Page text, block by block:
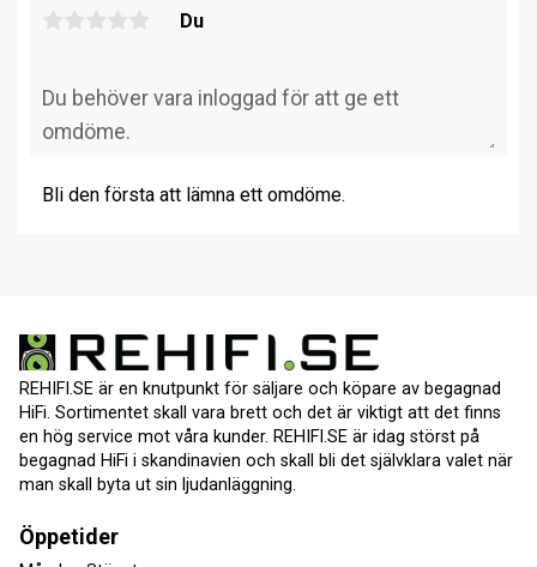
Du
Bli den första att lämna ett omdöme.
REHIFI.SE är en knutpunkt för säljare och köpare av begagnad
HiFi. Sortimentet skall vara brett och det är viktigt att det finns
en hög service mot våra kunder. REHIFI.SE är idag störst på
begagnad HiFi i skandinavien och skall bli det självklara valet när
man skall byta ut sin ljudanläggning.
Öppetider